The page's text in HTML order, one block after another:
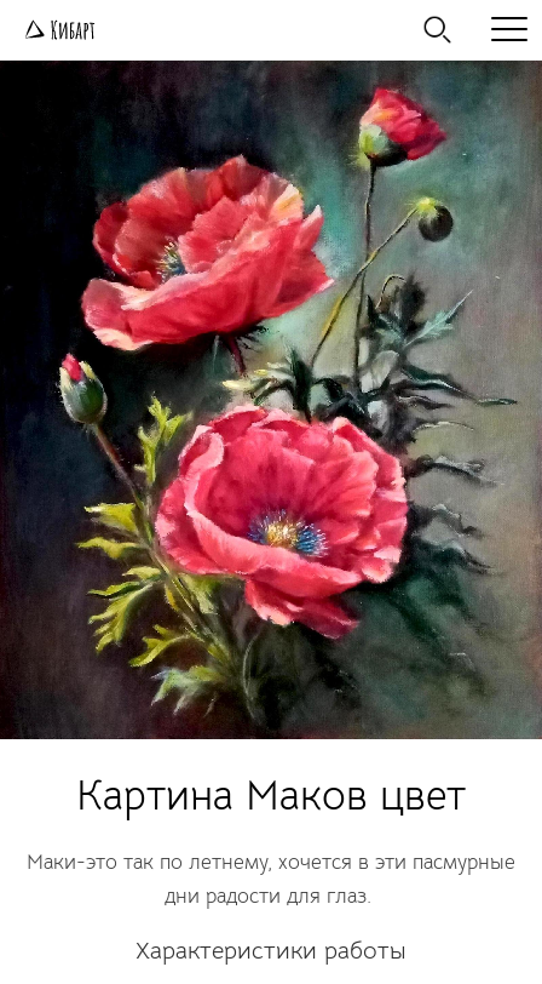
Картина Маков цвет
Маки-это так по летнему, хочется в эти пасмурные
дни радости для глаз.
Характеристики работы